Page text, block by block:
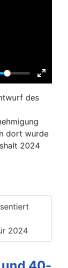
des
dort wurde
2024
2024